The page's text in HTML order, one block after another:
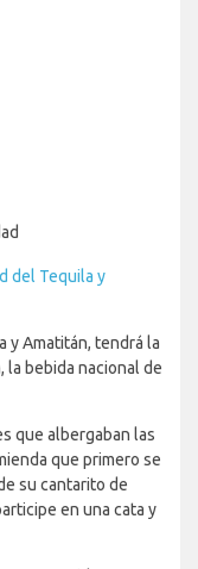
del Tequila y
y Amatitán, tendrá la
bebida nacional de
que albergaban las
que primero se
su cantarito de
en una cata y